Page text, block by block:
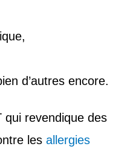
d’autres encore.
qui revendique des
les allergies